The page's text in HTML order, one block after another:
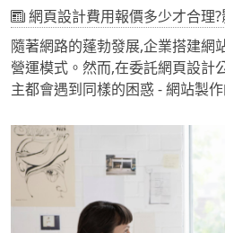
網頁設計費用報價多少才合理?
隨著網路的蓬勃發展,企業搭建網
營運模式。然而,在委託網頁設計
主都會遇到同樣的困惑 - 網站製